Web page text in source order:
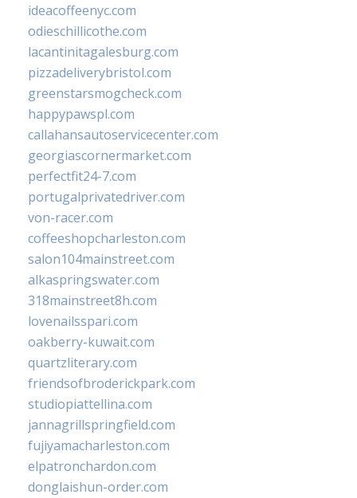
ideacoffeenyc.com
odieschillicothe.com
lacantinitagalesburg.com
pizzadeliverybristol.com
greenstarsmogcheck.com
happypawspl.com
callahansautoservicecenter.com
georgiascornermarket.com
perfectfit24-7.com
portugalprivatedriver.com
von-racer.com
coffeeshopcharleston.com
salon104mainstreet.com
alkaspringswater.com
318mainstreet8h.com
lovenailsspari.com
oakberry-kuwait.com
quartzliterary.com
friendsofbroderickpark.com
studiopiattellina.com
jannagrillspringfield.com
fujiyamacharleston.com
elpatronchardon.com
donglaishun-order.com